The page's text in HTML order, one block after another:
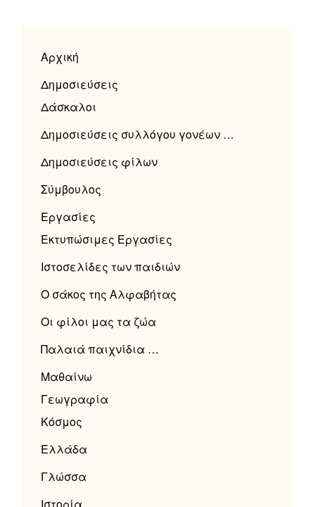
Αρχική
Δημοσιεύσεις
Δάσκαλοι
Δημοσιεύσεις συλλόγου γονέων …
Δημοσιεύσεις φίλων
Σύμβουλος
Εργασίες
Εκτυπώσιμες Εργασίες
Ιστοσελίδες των παιδιών
Ο σάκος της Αλφαβήτας
Οι φίλοι μας τα ζώα
Παλαιά παιχνίδια …
Μαθαίνω
Γεωγραφία
Κόσμος
Ελλάδα
Γλώσσα